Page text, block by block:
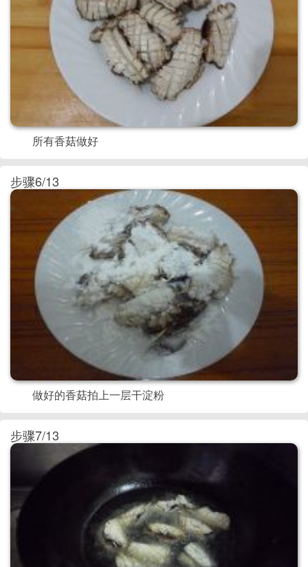
所有香菇做好
步骤6/13
做好的香菇拍上一层干淀粉
步骤7/13